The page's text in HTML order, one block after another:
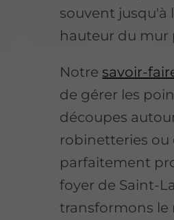
souvent jusqu'à
hauteur du mur
Notre savoir-
de gérer les
découpes
robinetteries ou
parfaitement
foyer de Saint-
transformons le